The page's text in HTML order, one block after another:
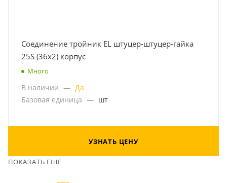
Соединение тройник EL штуцер-штуцер-гайка
25S (36x2) корпус
Много
В наличии — Да
Базовая единица — шт
УЗНАТЬ ЦЕНУ
ПОКАЗАТЬ ЕЩЕ